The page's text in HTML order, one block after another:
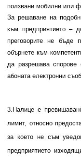
ползвани мобилни или
За решаване на
към предприятието –
преговорите не бъде
обърнете към
да разрешава
абоната електронни
3.Налице е
лимит, относно
за което не съм
предприятието